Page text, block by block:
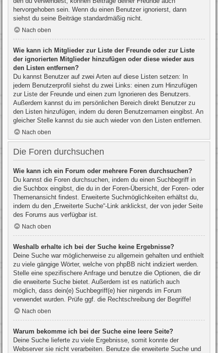
hervorgehoben sein. Wenn du einen Benutzer ignorierst, dann
siehst du seine Beiträge standardmäßig nicht.
Nach oben
Wie kann ich Mitglieder zur Liste der Freunde oder zur Liste
der ignorierten Mitglieder hinzufügen oder diese wieder aus
den Listen entfernen?
Du kannst Benutzer auf zwei Arten auf diese Listen setzen: In
jedem Benutzerprofil siehst du zwei Links: einen zum Hinzufügen
zur Liste der Freunde und einen zum Ignorieren des Benutzers.
Außerdem kannst du im persönlichen Bereich direkt Benutzer zu
den Listen hinzufügen, indem du deren Benutzernamen eingibst. An
gleicher Stelle kannst du sie auch wieder von den Listen entfernen.
Nach oben
Die Foren durchsuchen
Wie kann ich ein Forum oder mehrere Foren durchsuchen?
Du kannst die Foren durchsuchen, indem du einen Suchbegriff in
die Suchbox eingibst, die du in der Foren-Übersicht, der Foren- oder
Themenansicht findest. Erweiterte Suchmöglichkeiten erhältst du,
indem du den „Erweiterte Suche“-Link anklickst, der von jeder Seite
des Forums aus verfügbar ist.
Nach oben
Weshalb erhalte ich bei der Suche keine Ergebnisse?
Deine Suche war möglicherweise zu allgemein gehalten und enthielt
zu viele gängige Wörter, welche von phpBB nicht indiziert werden.
Stelle eine spezifischere Anfrage und benutze die Optionen, die dir
die erweiterte Suche bietet. Außerdem ist es natürlich auch
möglich, dass dein(e) Suchbegriff(e) hier nirgends im Forum
verwendet wurden. Prüfe ggf. die Rechtschreibung der Begriffe!
Nach oben
Warum bekomme ich bei der Suche eine leere Seite?
Deine Suche lieferte zu viele Ergebnisse, somit konnte der
Webserver sie nicht verarbeiten. Benutze die erweiterte Suche und